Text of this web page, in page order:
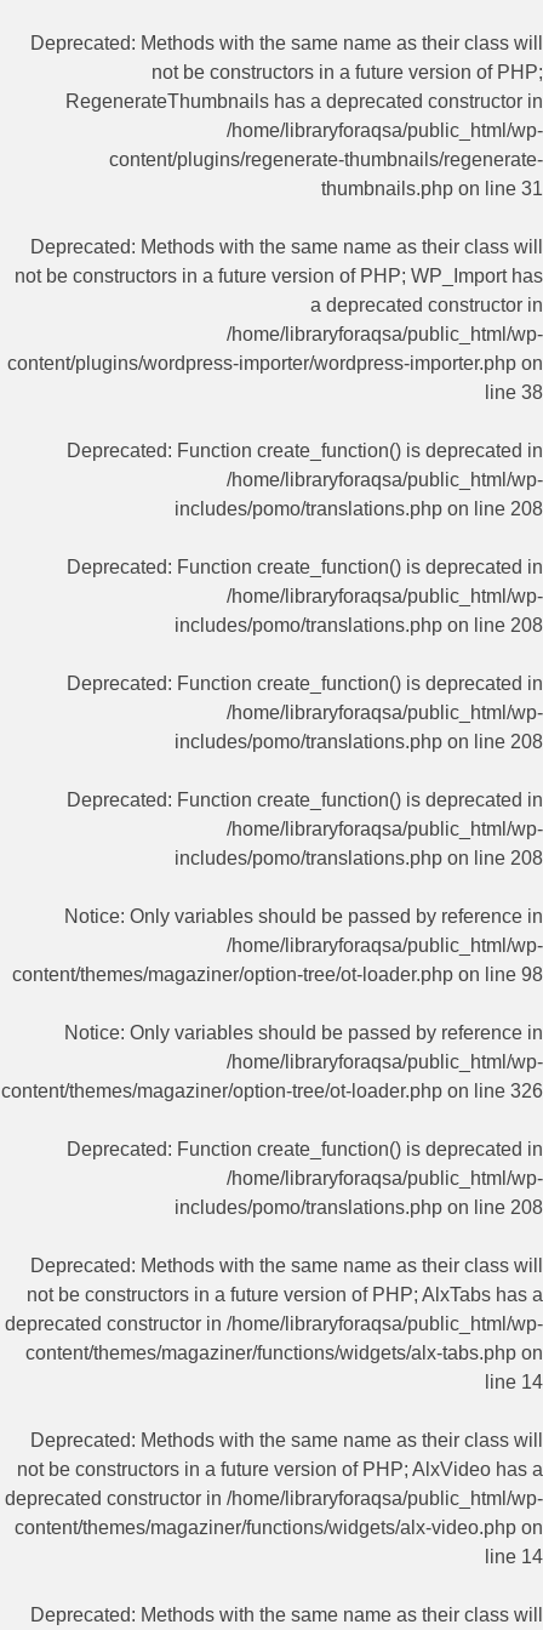
Deprecated: Methods with the same name as their class will
not be constructors in a future version of PHP;
RegenerateThumbnails has a deprecated constructor in
/home/libraryforaqsa/public_html/wp-
content/plugins/regenerate-thumbnails/regenerate-
thumbnails.php on line 31
Deprecated: Methods with the same name as their class will
not be constructors in a future version of PHP; WP_Import has
a deprecated constructor in
/home/libraryforaqsa/public_html/wp-
content/plugins/wordpress-importer/wordpress-importer.php on
line 38
Deprecated: Function create_function() is deprecated in
/home/libraryforaqsa/public_html/wp-
includes/pomo/translations.php on line 208
Deprecated: Function create_function() is deprecated in
/home/libraryforaqsa/public_html/wp-
includes/pomo/translations.php on line 208
Deprecated: Function create_function() is deprecated in
/home/libraryforaqsa/public_html/wp-
includes/pomo/translations.php on line 208
Deprecated: Function create_function() is deprecated in
/home/libraryforaqsa/public_html/wp-
includes/pomo/translations.php on line 208
Notice: Only variables should be passed by reference in
/home/libraryforaqsa/public_html/wp-
content/themes/magaziner/option-tree/ot-loader.php on line 98
Notice: Only variables should be passed by reference in
/home/libraryforaqsa/public_html/wp-
content/themes/magaziner/option-tree/ot-loader.php on line 326
Deprecated: Function create_function() is deprecated in
/home/libraryforaqsa/public_html/wp-
includes/pomo/translations.php on line 208
Deprecated: Methods with the same name as their class will
not be constructors in a future version of PHP; AlxTabs has a
deprecated constructor in /home/libraryforaqsa/public_html/wp-
content/themes/magaziner/functions/widgets/alx-tabs.php on
line 14
Deprecated: Methods with the same name as their class will
not be constructors in a future version of PHP; AlxVideo has a
deprecated constructor in /home/libraryforaqsa/public_html/wp-
content/themes/magaziner/functions/widgets/alx-video.php on
line 14
Deprecated: Methods with the same name as their class will